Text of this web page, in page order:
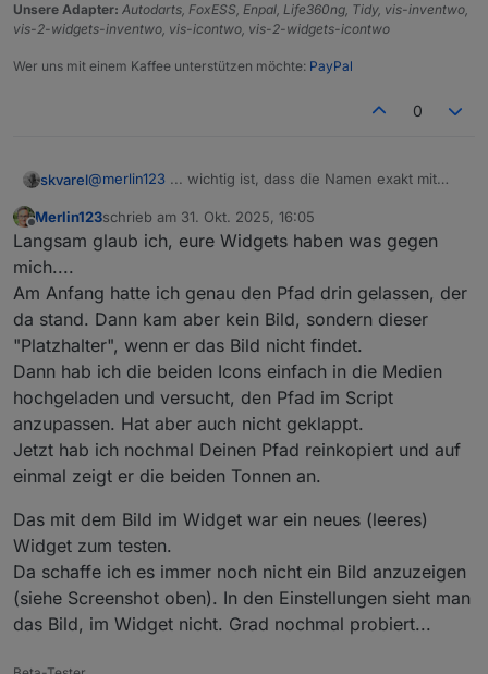
Das bild wird dann angezeigt.
Unsere Adapter: Autodarts, FoxESS, Enpal, Life360ng, Tidy, vis-inventwo,
vis-2-widgets-inventwo, vis-icontwo, vis-2-widgets-icontwo
Wer uns mit einem Kaffee unterstützen möchte: PayPal
0
skvarel@merlin123 ... wichtig ist, dass die Namen exakt mit
Wenn die abweichen, dann bitte im Script anpassen.
Merlin123schrieb am 31. Okt. 2025, 16:05
zuletzt editiert von
Langsam glaub ich, eure Widgets haben was gegen
mich....
Am Anfang hatte ich genau den Pfad drin gelassen, der
da stand. Dann kam aber kein Bild, sondern dieser
"Platzhalter", wenn er das Bild nicht findet.
Dann hab ich die beiden Icons einfach in die Medien
hochgeladen und versucht, den Pfad im Script
anzupassen. Hat aber auch nicht geklappt.
Jetzt hab ich nochmal Deinen Pfad reinkopiert und auf
einmal zeigt er die beiden Tonnen an.
Das mit dem Bild im Widget war ein neues (leeres)
Widget zum testen.
Da schaffe ich es immer noch nicht ein Bild anzuzeigen
(siehe Screenshot oben). In den Einstellungen sieht man
das Bild, im Widget nicht. Grad nochmal probiert...